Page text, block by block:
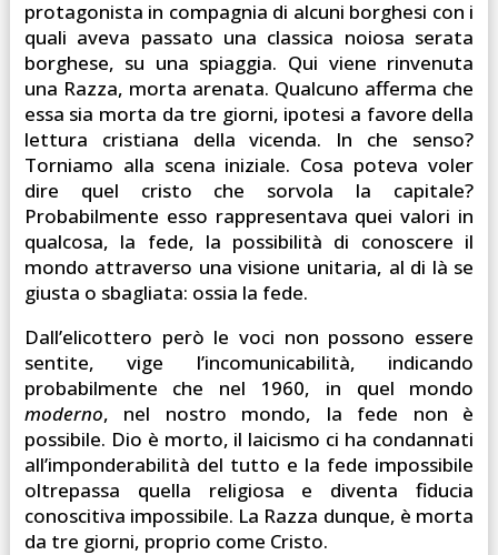
protagonista in compagnia di alcuni borghesi con i
quali aveva passato una classica noiosa serata
borghese, su una spiaggia. Qui viene rinvenuta
una Razza, morta arenata. Qualcuno afferma che
essa sia morta da tre giorni, ipotesi a favore della
lettura cristiana della vicenda. In che senso?
Torniamo alla scena iniziale. Cosa poteva voler
dire quel cristo che sorvola la capitale?
Probabilmente esso rappresentava quei valori in
qualcosa, la fede, la possibilità di conoscere il
mondo attraverso una visione unitaria, al di là se
giusta o sbagliata: ossia la fede.
Dall’elicottero però le voci non possono essere
sentite, vige l’incomunicabilità, indicando
probabilmente che nel 1960, in quel mondo
moderno, nel nostro mondo, la fede non è
possibile. Dio è morto, il laicismo ci ha condannati
all’imponderabilità del tutto e la fede impossibile
oltrepassa quella religiosa e diventa fiducia
conoscitiva impossibile. La Razza dunque, è morta
da tre giorni, proprio come Cristo.